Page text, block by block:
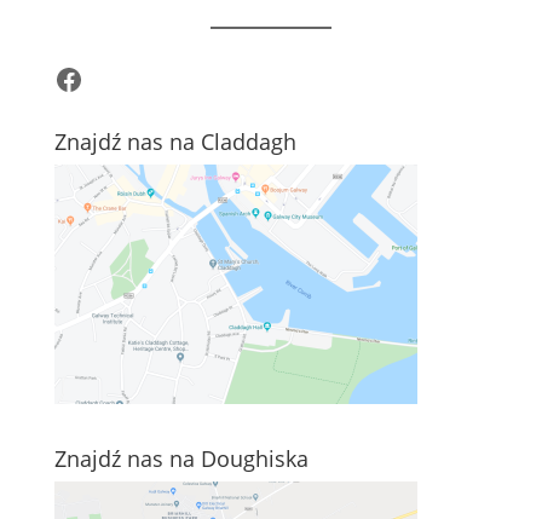
Facebook
Znajdź nas na Claddagh
Znajdź nas na Doughiska